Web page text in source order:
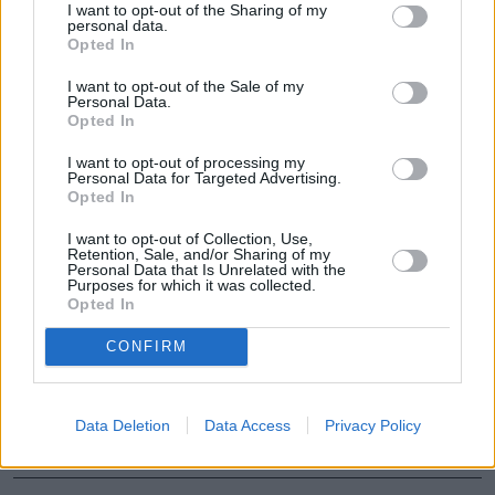
I want to opt-out of the Sharing of my
personal data.
Opted In
I want to opt-out of the Sale of my
Personal Data.
Opted In
I want to opt-out of processing my
Personal Data for Targeted Advertising.
Opted In
I want to opt-out of Collection, Use,
Retention, Sale, and/or Sharing of my
Personal Data that Is Unrelated with the
Purposes for which it was collected.
Opted In
CONFIRM
Data Deletion Data Access Privacy Policy
takich dla naszych dzieci?
zimowe. MEN podało oficjalne daty
Nie przegap żadnej ważnej wiadomości i
obserwuj nas w Google News!
Więcej:
Szkoła